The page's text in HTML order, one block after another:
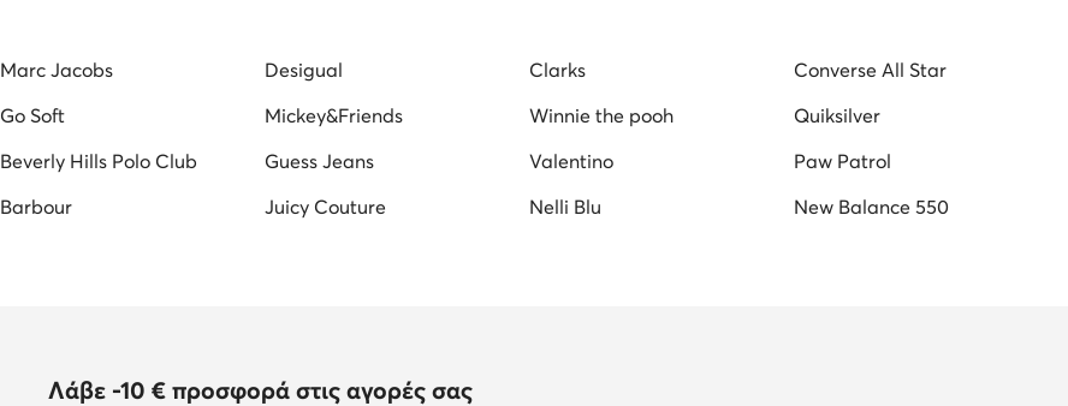
τσαντες για γαμο
Marc Jacobs Desigual Clarks
Converse All Star
Go Soft Mickey&Friends Winnie the pooh
Quiksilver
Beverly Hills Polo Club Guess Jeans Valentino
Paw Patrol
Barbour Juicy Couture Nelli Blu New Balance 550
Λάβε -10 € προσφορά στις αγορές σας